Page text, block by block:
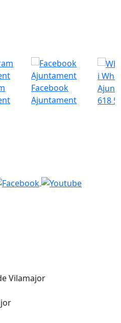
Facebook
Ajuntament
i
618
Vilamajor